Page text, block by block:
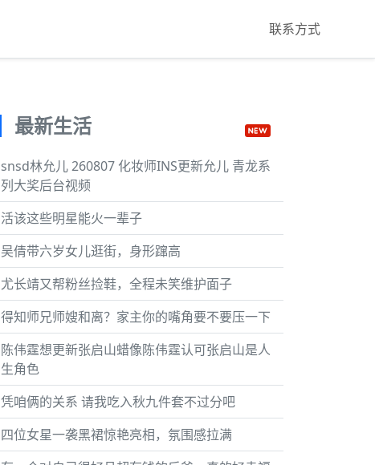
联系方式
最新生活
snsd林允儿 260807 化妆师INS更新允儿 青龙系
列大奖后台视频
活该这些明星能火一辈子
吴倩带六岁女儿逛街，身形蹿高
尤长靖又帮粉丝捡鞋，全程未笑维护面子
得知师兄师嫂和离？家主你的嘴角要不要压一下
陈伟霆想更新张启山蜡像陈伟霆认可张启山是人
生角色
凭咱俩的关系 请我吃入秋九件套不过分吧
四位女星一袭黑裙惊艳亮相，氛围感拉满